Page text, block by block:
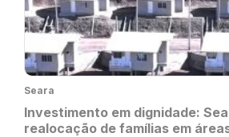
Seara
Investimento em dignidade:
realocação de famílias em